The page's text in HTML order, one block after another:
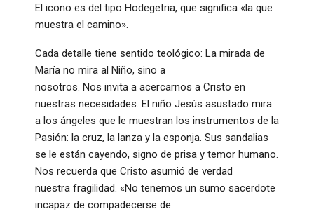
El icono es del tipo Hodegetria, que significa «la que
muestra el camino».
Cada detalle tiene sentido teológico: La mirada de
María no mira al Niño, sino a
nosotros. Nos invita a acercarnos a Cristo en
nuestras necesidades. El niño Jesús asustado mira
a los ángeles que le muestran los instrumentos de la
Pasión: la cruz, la lanza y la esponja. Sus sandalias
se le están cayendo, signo de prisa y temor humano.
Nos recuerda que Cristo asumió de verdad
nuestra fragilidad. «No tenemos un sumo sacerdote
incapaz de compadecerse de